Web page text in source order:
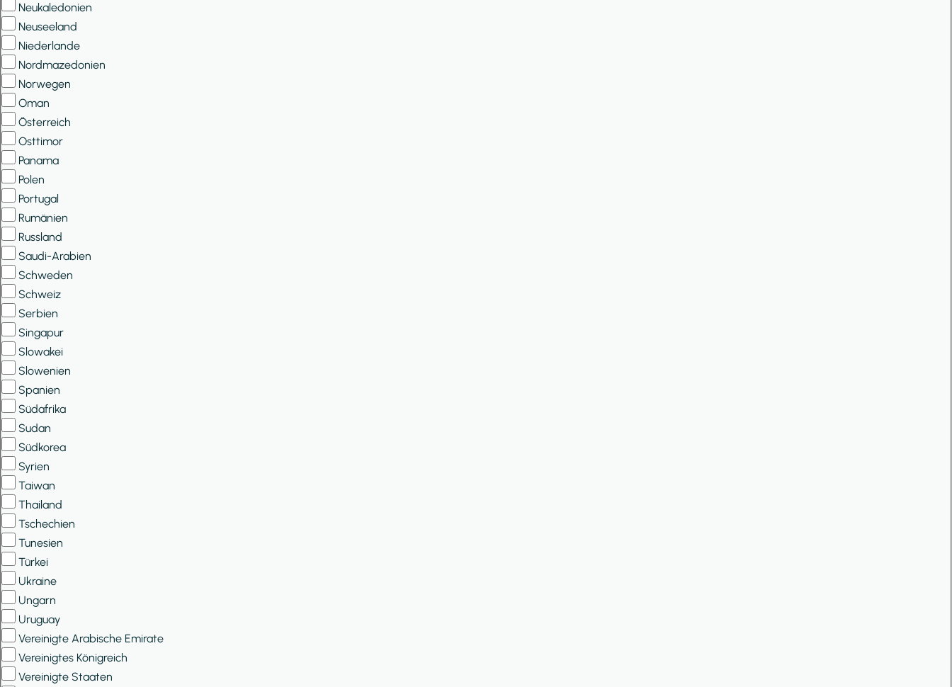
Neukaledonien
Neuseeland
Niederlande
Nordmazedonien
Norwegen
Oman
Österreich
Osttimor
Panama
Polen
Portugal
Rumänien
Russland
Saudi-Arabien
Schweden
Schweiz
Serbien
Singapur
Slowakei
Slowenien
Spanien
Südafrika
Sudan
Südkorea
Syrien
Taiwan
Thailand
Tschechien
Tunesien
Türkei
Ukraine
Ungarn
Uruguay
Vereinigte Arabische Emirate
Vereinigtes Königreich
Vereinigte Staaten